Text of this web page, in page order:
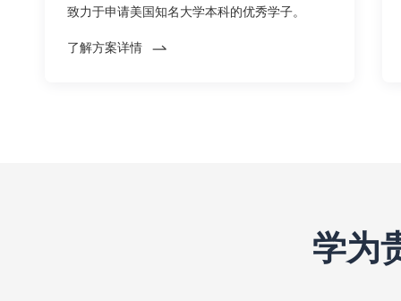
致力于申请美国知名大学本科的优秀学子。
了解方案详情
学为